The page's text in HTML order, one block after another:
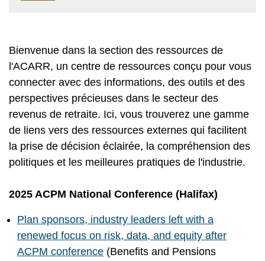
Bienvenue dans la section des ressources de
l'ACARR, un centre de ressources conçu pour vous
connecter avec des informations, des outils et des
perspectives précieuses dans le secteur des
revenus de retraite. Ici, vous trouverez une gamme
de liens vers des ressources externes qui facilitent
la prise de décision éclairée, la compréhension des
politiques et les meilleures pratiques de l'industrie.
2025 ACPM National Conference (Halifax)
Plan sponsors, industry leaders left with a
renewed focus on risk, data, and equity after
ACPM conference (Benefits and Pensions